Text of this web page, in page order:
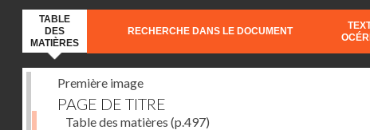
TABLE
DES
MATIÈRES
RECHERCHE DANS LE DOCUMENT
Première image
PAGE DE TITRE
Table des matières (p.497)